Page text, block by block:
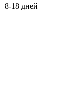
8-18 дней